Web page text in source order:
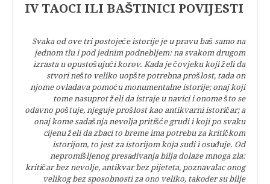
IV TAOCI ILI BAŠTINICI POVIJESTI
Svaka od ove tri postojeće istorije je u pravu baš samo na
jednom tlu i pod jednim podnebljem: na svakom drugom
izrasta u opustošujući korov. Kada je čovjeku koji želi da
stvori nešto veliko uopšte potrebna prošlost, tada on
njome ovladava pomoću monumentalne istorije; onaj koji
tome nasuprot želi da istraje u navici i onome što se
odavno poštuje, njeguje prošlost kao antikvarni istoričar; a
onaj kome sadašnja nevolja pritišće grudi i koji po svaku
cijenu želi da zbaci to breme ima potrebu za kritičkom
istorijom, to jest za istorijom koja sudi i osuđuje. Od
nepromišljenog presađivanja bilja dolaze mnoga zla:
kritičar bez nevolje, antikvar bez pijeteta, poznavalac onog
velikog bez sposobnosti za ono veliko, također su bilje